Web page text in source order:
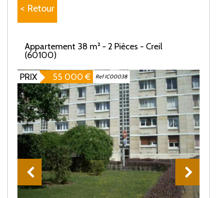
< Retour
Appartement 38 m² - 2 Pièces - Creil
(60100)
PRIX
55 000 € Ref IC00038